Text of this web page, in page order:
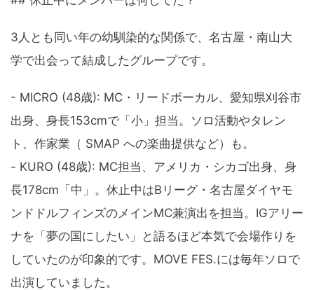
3人とも同い年の幼馴染的な関係で、名古屋・南山大
学で出会って結成したグループです。
- MICRO (48歳): MC・リードボーカル、愛知県刈谷市
出身、身長153cmで「小」担当。ソロ活動やタレン
ト、作家業（ SMAP への楽曲提供など）も。
- KURO (48歳): MC担当、アメリカ・シカゴ出身、身
長178cm「中」。休止中はBリーグ・名古屋ダイヤモ
ンドドルフィンズのメインMC兼演出を担当。IGアリー
ナを「夢の国にしたい」と語るほど本気で会場作りを
していたのが印象的です。MOVE FES.には毎年ソロで
出演していました。